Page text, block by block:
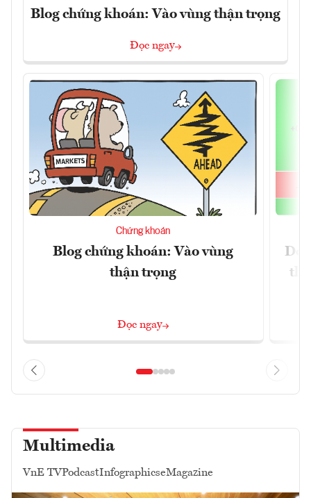
Blog chứng khoán: Vào vùng thận trọng
Đọc ngay
Chứng khoán
Blog chứng khoán: Vào vùng
thận trọng
Đọc ngay
thị
Multimedia
VnE TVPodcastInfographicseMagazine